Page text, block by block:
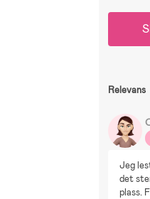
Relevans
Jeg
det
plass.